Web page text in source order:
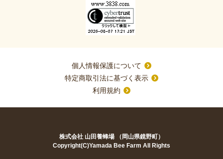
個人情報保護について
特定商取引法に基づく表示
利用規約
株式会社 山田養蜂場 （岡山県鏡野町）
Copyright(C)Yamada Bee Farm All Rights